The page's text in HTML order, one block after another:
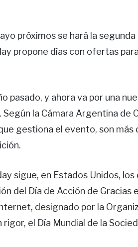
próximos se hará la
propone días con ofertas
pasado, y ahora va por una
la Cámara Argentina de
gestiona el evento, son más
sigue, en Estados Unidos,
del Día de Acción de Gracias
designado por la
rigor, el Día Mundial de la